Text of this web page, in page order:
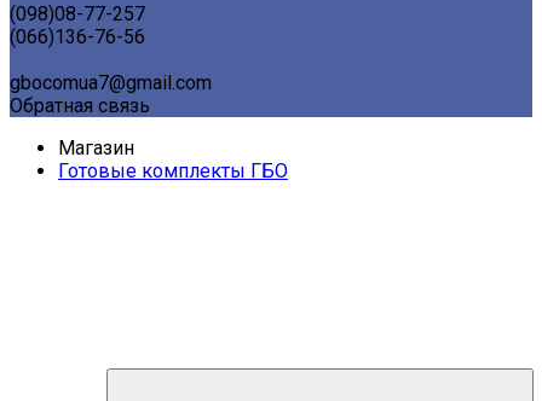
(098)08-77-257
(066)136-76-56
gbocomua7@gmail.com
Обратная связь
Магазин
Готовые комплекты ГБО